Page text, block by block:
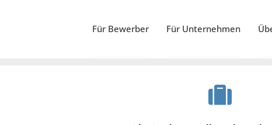
Für Bewerber Für Unternehmen